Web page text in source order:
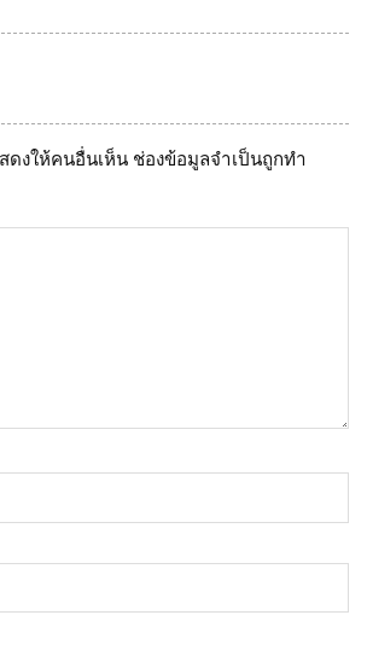
ดงให้คนอื่นเห็น ช่องข้อมูลจำเป็นถูกทำ